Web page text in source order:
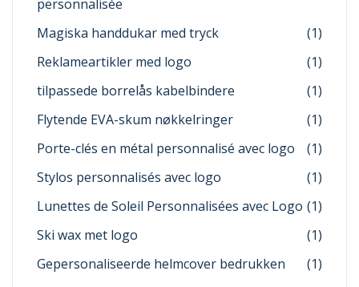
personnalisée
Magiska handdukar med tryck
(1)
Reklameartikler med logo
(1)
tilpassede borrelås kabelbindere
(1)
Flytende EVA-skum nøkkelringer
(1)
Porte-clés en métal personnalisé avec logo
(1)
Stylos personnalisés avec logo
(1)
Lunettes de Soleil Personnalisées avec Logo (1)
Ski wax met logo
(1)
Gepersonaliseerde helmcover bedrukken
(1)